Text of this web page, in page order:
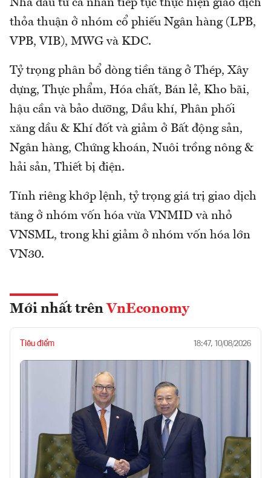
Nhà đầu tư cá nhân tiếp tục thực hiện giao dịch
thỏa thuận ở nhóm cổ phiếu Ngân hàng (LPB,
VPB, VIB), MWG và KDC.
Tỷ trọng phân bổ dòng tiền tăng ở Thép, Xây
dựng, Thực phẩm, Hóa chất, Bán lẻ, Kho bãi,
hậu cần và bảo dưỡng, Dầu khí, Phân phối
xăng dầu & Khí đốt và giảm ở Bất động sản,
Ngân hàng, Chứng khoán, Nuôi trồng nông &
hải sản, Thiết bị điện.
Tính riêng khớp lệnh, tỷ trọng giá trị giao dịch
tăng ở nhóm vốn hóa vừa VNMID và nhỏ
VNSML, trong khi giảm ở nhóm vốn hóa lớn
VN30.
Mới nhất trên VnEconomy
Tiêu điểm 18:47, 10/08/2026